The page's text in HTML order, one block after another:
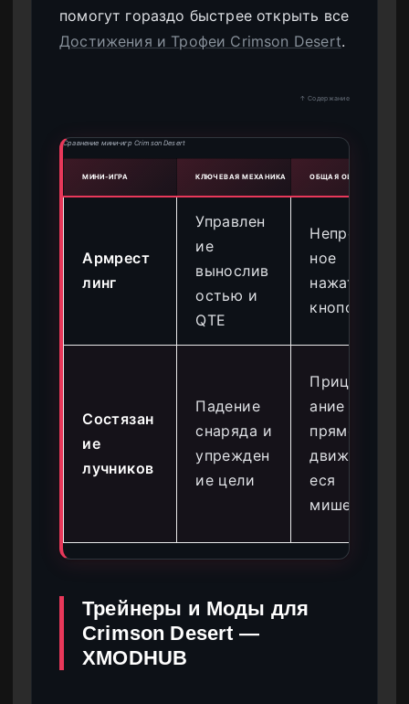
помогут гораздо быстрее открыть все
Достижения и Трофеи Crimson Desert.
↑ Содержание
Сравнение мини-игр Crimson Desert
МИНИ-ИГРА КЛЮЧЕВАЯ МЕХАНИКА ОБЩАЯ ОШИБКА
Армрест
линг
Управлен
ие
вынослив
остью и
QTE
Непрерыв
ное
нажатие
кнопок
Состязан
ие
лучников
Падение
снаряда и
упрежден
ие цели
Прицелив
ание
прямо в
движущи
еся
мишени
Трейнеры и Моды для
Crimson Desert —
XMODHUB